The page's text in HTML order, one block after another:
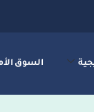
السوق